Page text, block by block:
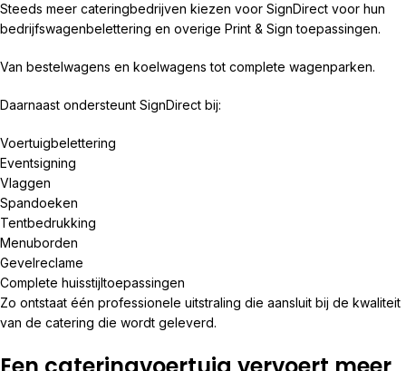
Steeds meer cateringbedrijven kiezen voor SignDirect voor hun
bedrijfswagenbelettering en overige Print & Sign toepassingen.
Van bestelwagens en koelwagens tot complete wagenparken.
Daarnaast ondersteunt SignDirect bij:
Voertuigbelettering
Eventsigning
Vlaggen
Spandoeken
Tentbedrukking
Menuborden
Gevelreclame
Complete huisstijltoepassingen
Zo ontstaat één professionele uitstraling die aansluit bij de kwaliteit
van de catering die wordt geleverd.